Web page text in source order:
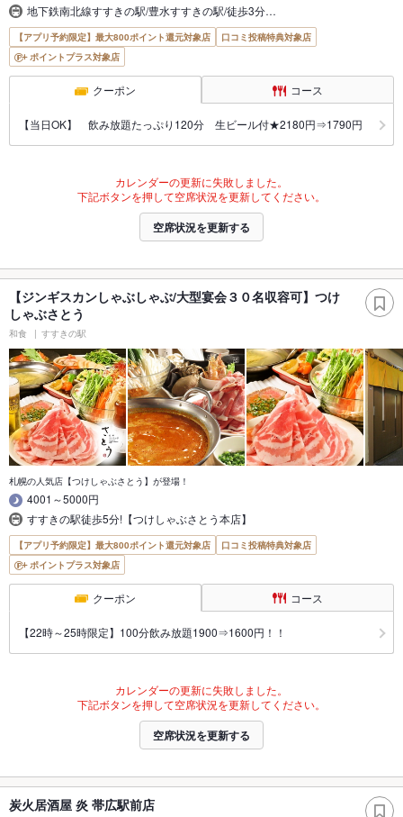
地下鉄南北線すすきの駅/豊水すすきの駅/徒歩3分…
【アプリ予約限定】最大800ポイント還元対象店
口コミ投稿特典対象店
ポイントプラス対象店
クーポン コース
【当日OK】 飲み放題たっぷり120分 生ビール付★2180円⇒1790円
カレンダーの更新に失敗しました。
下記ボタンを押して空席状況を更新してください。
空席状況を更新する
【ジンギスカンしゃぶしゃぶ/大型宴会３０名収容可】つけ
しゃぶさとう
和食 すすきの駅
札幌の人気店【つけしゃぶさとう】が登場！
4001～5000円
すすきの駅徒歩5分!【つけしゃぶさとう本店】
【アプリ予約限定】最大800ポイント還元対象店
口コミ投稿特典対象店
ポイントプラス対象店
クーポン コース
【22時～25時限定】100分飲み放題1900⇒1600円！！
カレンダーの更新に失敗しました。
下記ボタンを押して空席状況を更新してください。
空席状況を更新する
炭火居酒屋 炎 帯広駅前店